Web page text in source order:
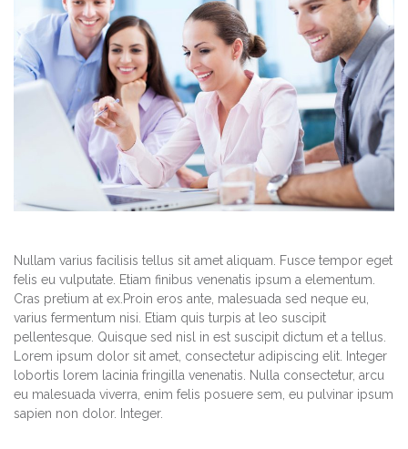
Nullam varius facilisis tellus sit amet aliquam. Fusce tempor eget
felis eu vulputate. Etiam finibus venenatis ipsum a elementum.
Cras pretium at ex.Proin eros ante, malesuada sed neque eu,
varius fermentum nisi. Etiam quis turpis at leo suscipit
pellentesque. Quisque sed nisl in est suscipit dictum et a tellus.
Lorem ipsum dolor sit amet, consectetur adipiscing elit. Integer
lobortis lorem lacinia fringilla venenatis. Nulla consectetur, arcu
eu malesuada viverra, enim felis posuere sem, eu pulvinar ipsum
sapien non dolor. Integer.